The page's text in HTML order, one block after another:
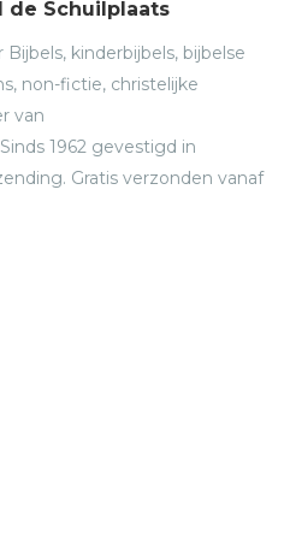
de Schuilplaats
kinderbijbels, bijbelse
non-fictie, christelijke
van
1962 gevestigd in
Gratis verzonden vanaf